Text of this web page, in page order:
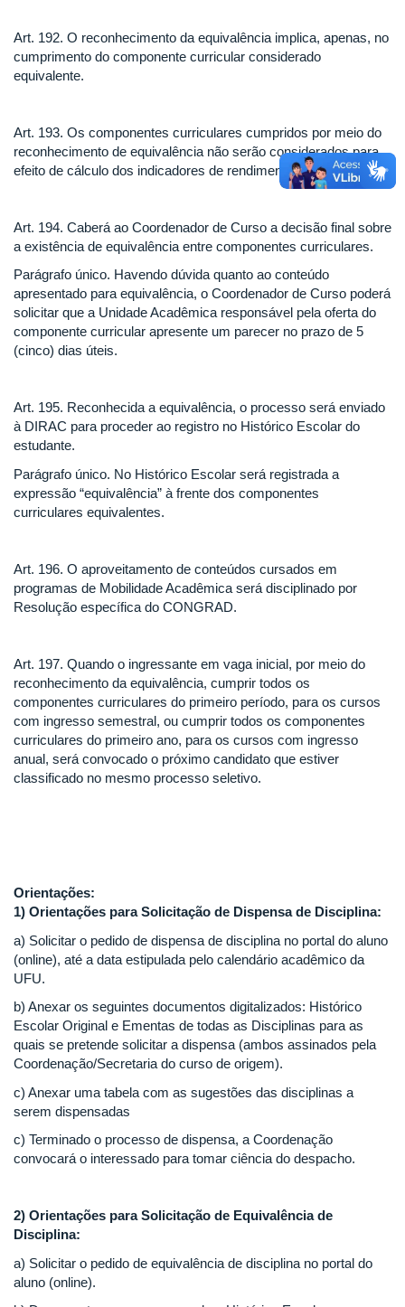
Art. 192. O reconhecimento da equivalência implica, apenas, no
cumprimento do componente curricular considerado
equivalente.
Art. 193. Os componentes curriculares cumpridos por meio do
reconhecimento de equivalência não serão considerados para
efeito de cálculo dos indicadores de rendimento acadêmico.
Art. 194. Caberá ao Coordenador de Curso a decisão final sobre
a existência de equivalência entre componentes curriculares.
Parágrafo único. Havendo dúvida quanto ao conteúdo
apresentado para equivalência, o Coordenador de Curso poderá
solicitar que a Unidade Acadêmica responsável pela oferta do
componente curricular apresente um parecer no prazo de 5
(cinco) dias úteis.
Art. 195. Reconhecida a equivalência, o processo será enviado
à DIRAC para proceder ao registro no Histórico Escolar do
estudante.
Parágrafo único. No Histórico Escolar será registrada a
expressão “equivalência” à frente dos componentes
curriculares equivalentes.
Art. 196. O aproveitamento de conteúdos cursados em
programas de Mobilidade Acadêmica será disciplinado por
Resolução específica do CONGRAD.
Art. 197. Quando o ingressante em vaga inicial, por meio do
reconhecimento da equivalência, cumprir todos os
componentes curriculares do primeiro período, para os cursos
com ingresso semestral, ou cumprir todos os componentes
curriculares do primeiro ano, para os cursos com ingresso
anual, será convocado o próximo candidato que estiver
classificado no mesmo processo seletivo.
Orientações:
1) Orientações para Solicitação de Dispensa de Disciplina:
a) Solicitar o pedido de dispensa de disciplina no portal do aluno
(online), até a data estipulada pelo calendário acadêmico da
UFU.
b) Anexar os seguintes documentos digitalizados: Histórico
Escolar Original e Ementas de todas as Disciplinas para as
quais se pretende solicitar a dispensa (ambos assinados pela
Coordenação/Secretaria do curso de origem).
c) Anexar uma tabela com as sugestões das disciplinas a
serem dispensadas
c) Terminado o processo de dispensa, a Coordenação
convocará o interessado para tomar ciência do despacho.
2) Orientações para Solicitação de Equivalência de
Disciplina:
a) Solicitar o pedido de equivalência de disciplina no portal do
aluno (online).